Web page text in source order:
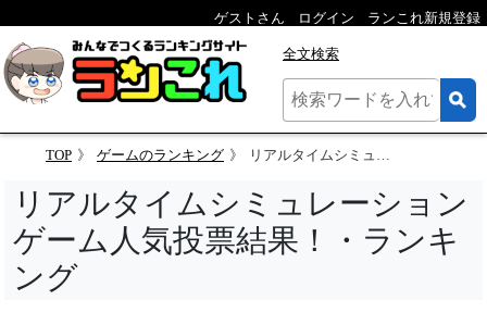
ゲストさん ログイン ランこれ新規登録
全文検索
TOP ゲームのランキング リアルタイムシミュレーションゲーム人気投票結果！・ランキング
リアルタイムシミュレーション
ゲーム人気投票結果！・ランキ
ング